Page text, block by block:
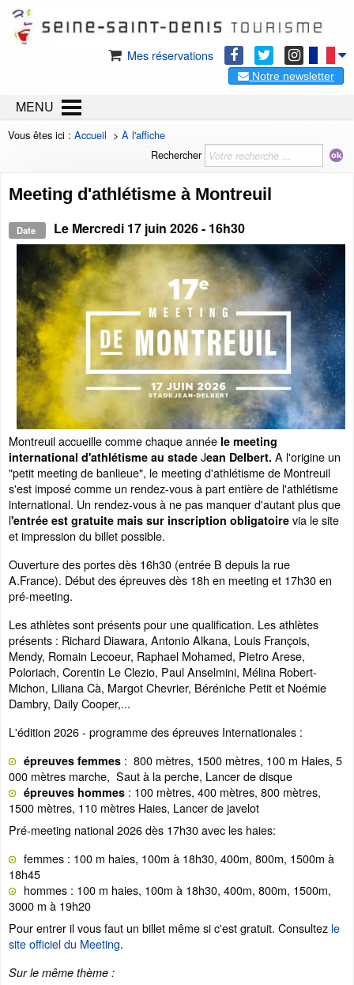
Mes réservations
Notre newsletter
MENU
Vous êtes ici : Accueil > À l'affiche
Rechercher
Meeting d'athlétisme à Montreuil
Date Le Mercredi 17 juin 2026- 16h30
Montreuil accueille comme chaque année le meeting
international d'athlétisme au stade Jean Delbert. A l'origine un
"petit meeting de banlieue", le meeting d'athlétisme de Montreuil
s'est imposé comme un rendez-vous à part entière de l'athlétisme
international. Un rendez-vous à ne pas manquer d'autant plus que
l'entrée est gratuite mais sur inscription obligatoire via le site
et impression du billet possible.
Ouverture des portes dès 16h30 (entrée B depuis la rue
A.France). Début des épreuves dès 18h en meeting et 17h30 en
pré-meeting.
Les athlètes sont présents pour une qualification. Les athlètes
présents : Richard Diawara, Antonio Alkana, Louis François,
Mendy, Romain Lecoeur, Raphael Mohamed, Pietro Arese,
Poloriach, Corentin Le Clezio, Paul Anselmini, Mélina Robert-
Michon, Liliana Cà, Margot Chevrier, Béréniche Petit et Noémie
Dambry, Daily Cooper,...
L'édition 2026 - programme des épreuves Internationales :
épreuves femmes : 800 mètres, 1500 mètres, 100 m Haies, 5
000 mètres marche, Saut à la perche, Lancer de disque
épreuves hommes : 100 mètres, 400 mètres, 800 mètres,
1500 mètres, 110 mètres Haies, Lancer de javelot
Pré-meeting national 2026 dès 17h30 avec les haies:
femmes : 100 m haies, 100m à 18h30, 400m, 800m, 1500m à
18h45
hommes : 100 m haies, 100m à 18h30, 400m, 800m, 1500m,
3000 m à 19h20
Pour entrer il vous faut un billet même si c'est gratuit. Consultez le
site officiel du Meeting.
Sur le même thème :